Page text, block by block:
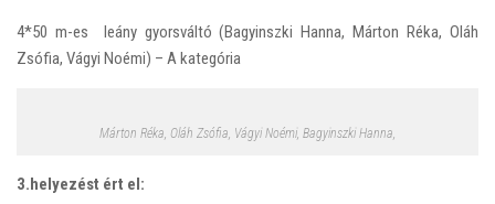
4*50 m-es leány gyorsváltó (Bagyinszki Hanna, Márton Réka, Oláh
Zsófia, Vágyi Noémi) – A kategória
Márton Réka, Oláh Zsófia, Vágyi Noémi, Bagyinszki Hanna,
3.helyezést ért el: